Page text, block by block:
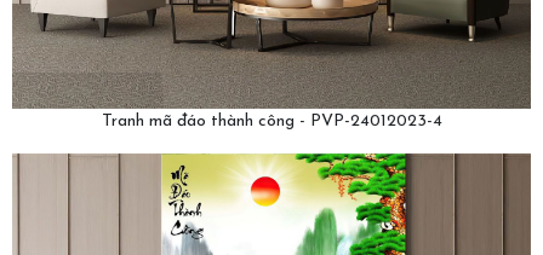
Tranh mã đáo thành công - PVP-24012023-4